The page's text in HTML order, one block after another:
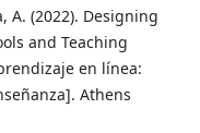
A. (2022). Designing
and Teaching
en línea:
Athens